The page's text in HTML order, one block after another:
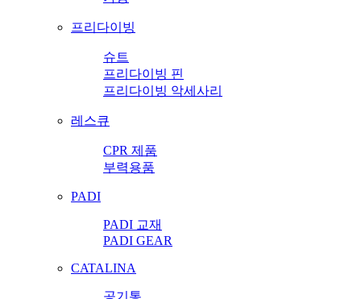
프리다이빙
슈트
프리다이빙 핀
프리다이빙 악세사리
레스큐
CPR 제품
부력용품
PADI
PADI 교재
PADI GEAR
CATALINA